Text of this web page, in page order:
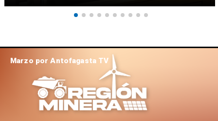
Marzo por Antofagasta TV